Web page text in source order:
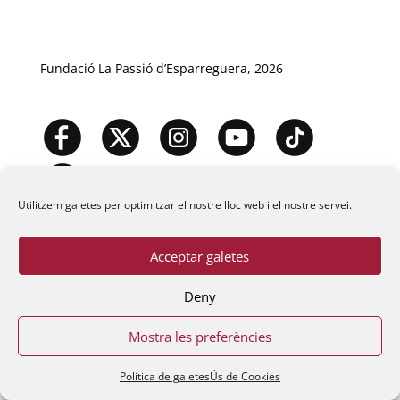
Utilitzem galetes per optimitzar el nostre lloc web i el nostre servei.
Acceptar galetes
Deny
Mostra les preferències
Política de galetesÚs de Cookies
Fundació La Passió d’Esparreguera, 2026